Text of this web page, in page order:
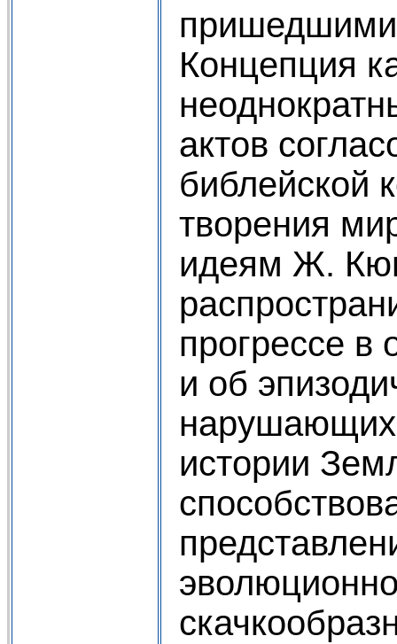
пришедшими
Концепция
актов
библейской
творения
идеям Ж.
прогрессе в
и об
нарушающих
истории